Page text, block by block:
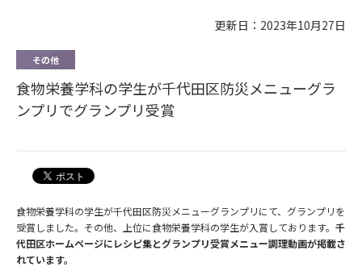
更新日：2023年10月27日
その他
食物栄養学科の学生が千代田区防災メニューグラ
ンプリでグランプリ受賞
食物栄養学科の学生が千代田区防災メニューグランプリにて、グランプリを
受賞しました。その他、上位に食物栄養学科の学生が入賞しております。 千
代田区ホームページにレシピ集とグランプリ受賞メニュー調理動画が掲載さ
れています。